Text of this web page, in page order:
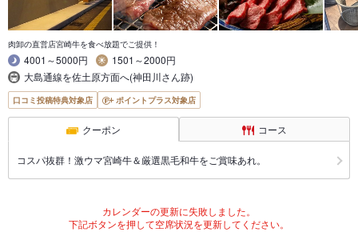
肉卸の直営店宮崎牛を食べ放題でご提供！
4001～5000円
1501～2000円
大島通線を佐土原方面へ(神田川さん跡)
口コミ投稿特典対象店 ポイントプラス対象店
クーポン コース
コスパ抜群！激ウマ宮崎牛＆厳選黒毛和牛をご賞味あれ。
カレンダーの更新に失敗しました。
下記ボタンを押して空席状況を更新してください。